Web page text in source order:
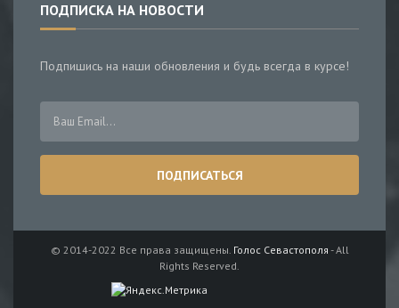
ПОДПИСКА НА НОВОСТИ
Подпишись на наши обновления и будь всегда в курсе!
© 2014-2022 Все права защищены. Голос Севастополя - All
Rights Reserved.